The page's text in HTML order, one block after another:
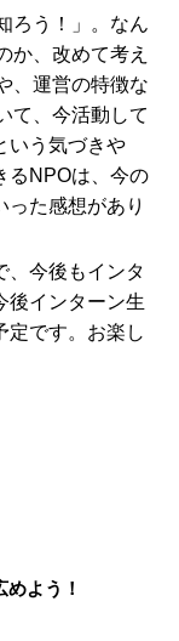
ろう！」。なん
か、改めて考え
、運営の特徴な
て、今活動して
いう気づきや
るNPOは、今の
った感想があり
、今後もインタ
後インターン生
定です。お楽し
よう！